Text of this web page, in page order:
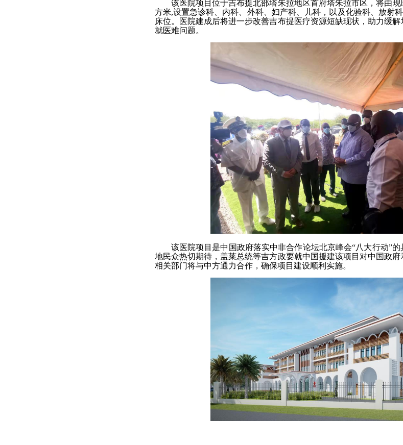
该医院项目位于吉布提北部塔朱拉地区首府塔朱拉市区，将由
方米,设置急诊科、内科、外科、妇产科、儿科，以及化验科、放射
床位。医院建成后将进一步改善吉布提医疗资源短缺现状，助力缓
就医难问题。
该医院项目是中国政府落实中非合作论坛北京峰会“八大行动”
地民众热切期待，盖莱总统等吉方政要就中国援建该项目对中国政
相关部门将与中方通力合作，确保项目建设顺利实施。